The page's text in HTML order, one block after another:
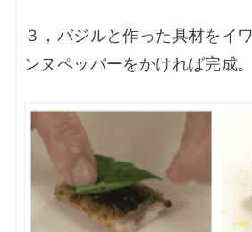
３， バジルと作った具材をイ
ンヌペッパーをかければ完成。